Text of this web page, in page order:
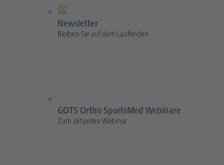
Newsletter
Bleiben Sie auf dem Laufenden
GOTS Ortho SportsMed Webinare
Zum aktuellen Webinar